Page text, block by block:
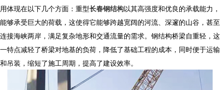
用体现在以下几个方面： 重型长春钢结构以其高强度和优良的承载能力，
能够承受巨大的荷载，这使得它能够跨越宽阔的河流、深邃的山谷，甚至
连接海峡两岸，满足复杂地形和交通流量的需求。钢结构桥梁自重轻，这
一特点减轻了桥梁对地基的负荷，降低了基础工程的成本，同时便于运输
和吊装，缩短了施工周期，提高了建设效率。